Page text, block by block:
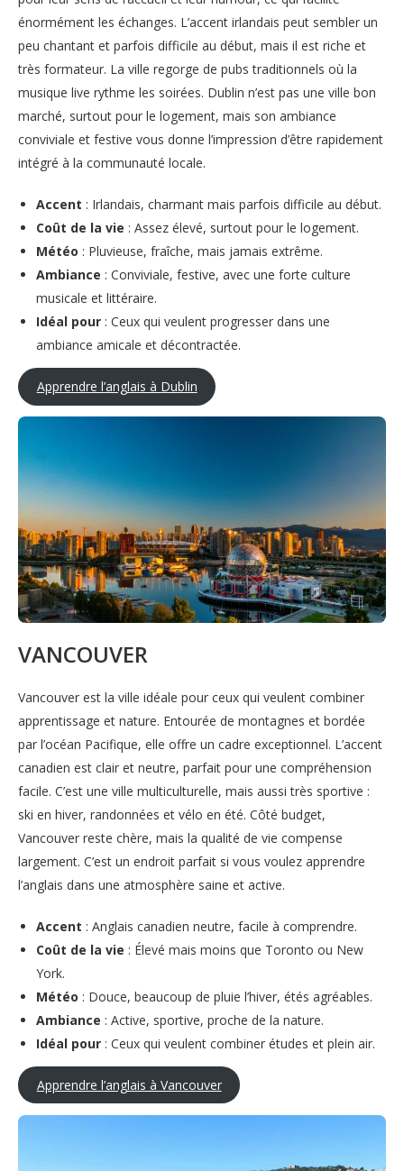
énormément les échanges. L’accent irlandais peut sembler un
peu chantant et parfois difficile au début, mais il est riche et
très formateur. La ville regorge de pubs traditionnels où la
musique live rythme les soirées. Dublin n’est pas une ville bon
marché, surtout pour le logement, mais son ambiance
conviviale et festive vous donne l’impression d’être rapidement
intégré à la communauté locale.
Accent : Irlandais, charmant mais parfois difficile au début.
Coût de la vie : Assez élevé, surtout pour le logement.
Météo : Pluvieuse, fraîche, mais jamais extrême.
Ambiance : Conviviale, festive, avec une forte culture
musicale et littéraire.
Idéal pour : Ceux qui veulent progresser dans une
ambiance amicale et décontractée.
Apprendre l’anglais à Dublin
VANCOUVER
Vancouver est la ville idéale pour ceux qui veulent combiner
apprentissage et nature. Entourée de montagnes et bordée
par l’océan Pacifique, elle offre un cadre exceptionnel. L’accent
canadien est clair et neutre, parfait pour une compréhension
facile. C’est une ville multiculturelle, mais aussi très sportive :
ski en hiver, randonnées et vélo en été. Côté budget,
Vancouver reste chère, mais la qualité de vie compense
largement. C’est un endroit parfait si vous voulez apprendre
l’anglais dans une atmosphère saine et active.
Accent : Anglais canadien neutre, facile à comprendre.
Coût de la vie : Élevé mais moins que Toronto ou New
York.
Météo : Douce, beaucoup de pluie l’hiver, étés agréables.
Ambiance : Active, sportive, proche de la nature.
Idéal pour : Ceux qui veulent combiner études et plein air.
Apprendre l’anglais à Vancouver